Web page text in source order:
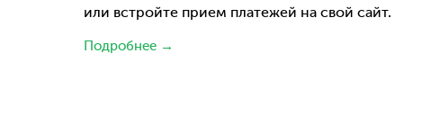
или встройте прием платежей на свой сайт.
Подробнее →